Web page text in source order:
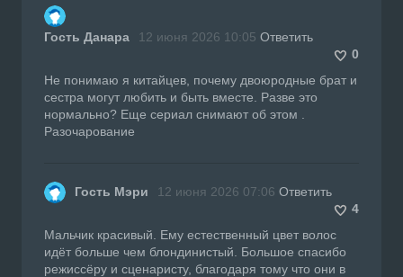
Гость Данара 12 июня 2026 10:05 Ответить
0
Не понимаю я китайцев, почему двоюродные брат и
сестра могут любить и быть вместе. Разве это
нормально? Еще сериал снимают об этом .
Разочарование
Гость Мэри 12 июня 2026 07:06 Ответить
4
Мальчик красивый. Ему естественный цвет волос
идёт больше чем блондинистый. Большое спасибо
режиссёру и сценаристу, благодаря тому что они в